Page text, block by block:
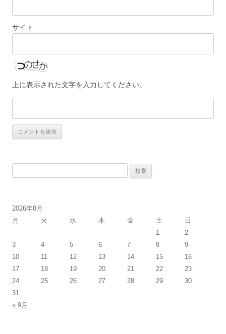
サイト
上に表示された文字を入力してください。
2026年8月
月
火 水 木 金 土
日
1
2
3
4 5 6 7 8
9
10
11 12 13 14 15
16
17
18 19 20 21 22
23
24
25 26 27 28 29
30
31
« 9月